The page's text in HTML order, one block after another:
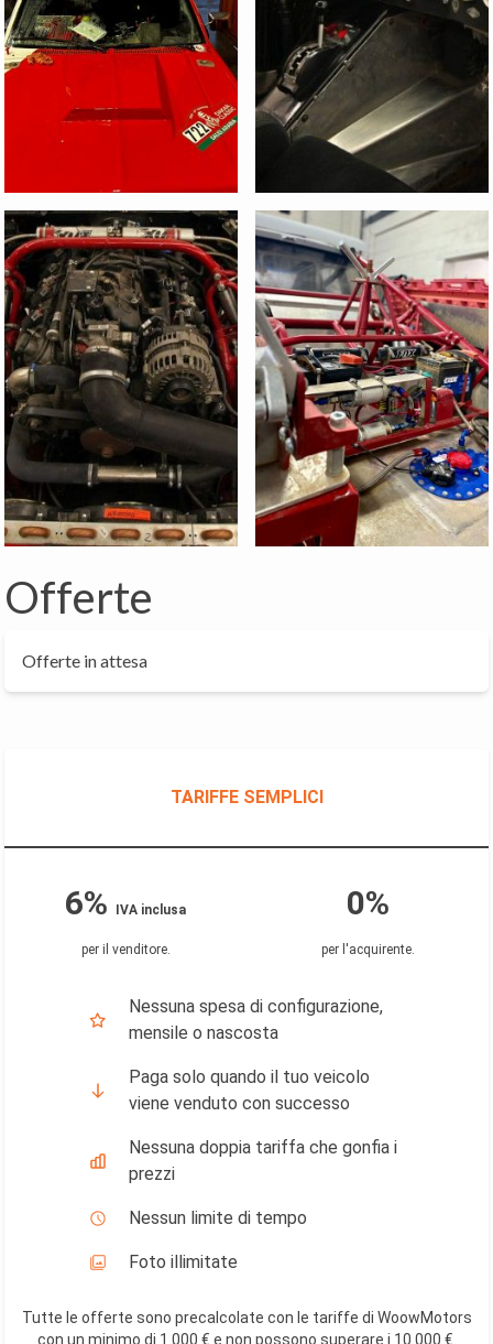
Offerte
Offerte in attesa
TARIFFE SEMPLICI
6% IVA inclusa 0%
per il venditore. per l'acquirente.
Nessuna spesa di configurazione,
mensile o nascosta
Paga solo quando il tuo veicolo
viene venduto con successo
Nessuna doppia tariffa che gonfia i
prezzi
Nessun limite di tempo
Foto illimitate
Tutte le offerte sono precalcolate con le tariffe di WoowMotors
con un minimo di 1.000 € e non possono superare i 10.000 €